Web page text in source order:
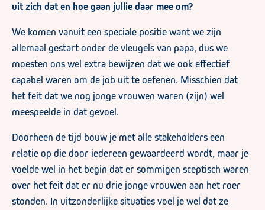
uit zich dat en hoe gaan jullie daar mee om?
We komen vanuit een speciale positie want we zijn
allemaal gestart onder de vleugels van papa, dus we
moesten ons wel extra bewijzen dat we ook effectief
capabel waren om de job uit te oefenen. Misschien dat
het feit dat we nog jonge vrouwen waren (zijn) wel
meespeelde in dat gevoel.
Doorheen de tijd bouw je met alle stakeholders een
relatie op die door iedereen gewaardeerd wordt, maar je
voelde wel in het begin dat er sommigen sceptisch waren
over het feit dat er nu drie jonge vrouwen aan het roer
stonden. In uitzonderlijke situaties voel je wel dat ze